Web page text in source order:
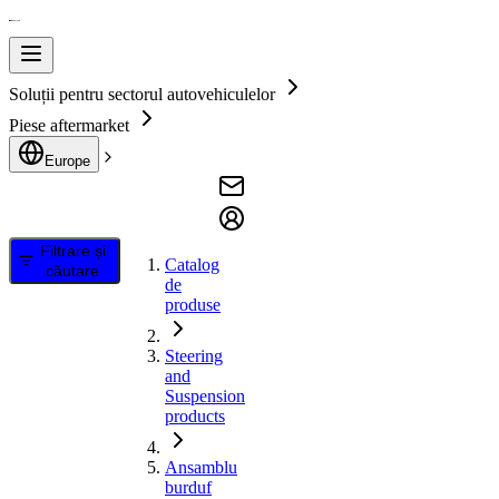
Soluții pentru sectorul autovehiculelor
Piese aftermarket
Europe
Filtrare și
căutare
Catalog
de
produse
Steering
and
Suspension
products
Ansamblu
burduf